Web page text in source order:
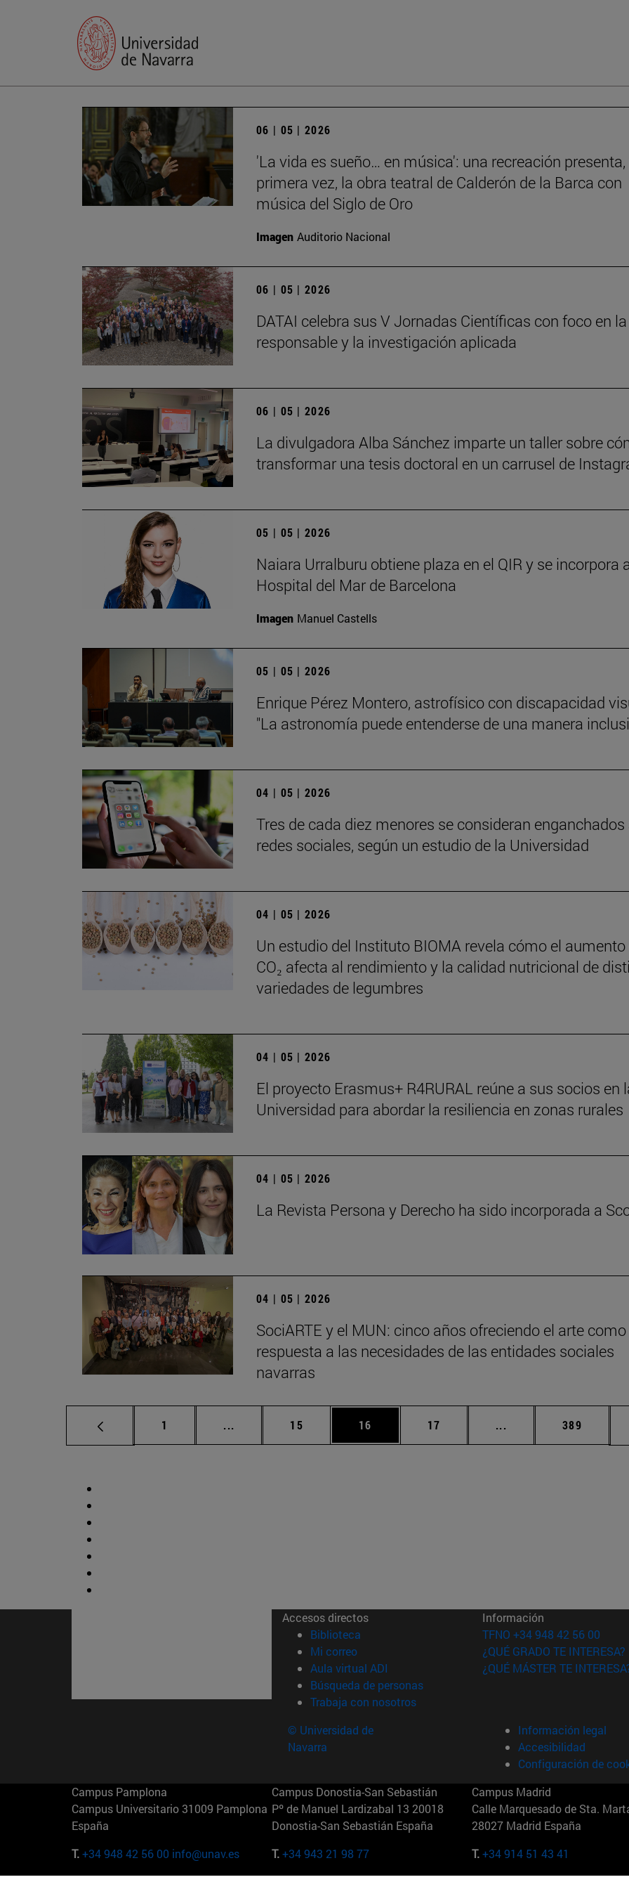
06 | 05 | 2026
'La vida es sueño… en música': una recreación
primera vez, la obra teatral de Calderón de la Barca con
música del Siglo de Oro
Imagen Auditorio Nacional
06 | 05 | 2026
DATAI celebra sus V Jornadas Científicas con foco en
responsable y la investigación aplicada
06 | 05 | 2026
La divulgadora Alba Sánchez imparte un taller sobre
transformar una tesis doctoral en un carrusel de
05 | 05 | 2026
Naiara Urralburu obtiene plaza en el QIR y se incorpora
Hospital del Mar de Barcelona
Imagen Manuel Castells
05 | 05 | 2026
Enrique Pérez Montero, astrofísico con discapacidad
"La astronomía puede entenderse de una manera
04 | 05 | 2026
Tres de cada diez menores se consideran enganchados
redes sociales, según un estudio de la Universidad
04 | 05 | 2026
Un estudio del Instituto BIOMA revela cómo el aumento
CO₂ afecta al rendimiento y la calidad nutricional de
variedades de legumbres
04 | 05 | 2026
El proyecto Erasmus+ R4RURAL reúne a sus socios en
Universidad para abordar la resiliencia en zonas rurales
04 | 05 | 2026
La Revista Persona y Derecho ha sido incorporada a
04 | 05 | 2026
SociARTE y el MUN: cinco años ofreciendo el arte como
respuesta a las necesidades de las entidades sociales
navarras
Página
1 ... Páginas intermedias Use TAB para desplazarse.
Página
15 Página
16 Página
17 ... Páginas intermedias
Página
389
Accesos directos
Biblioteca (abre en nueva ventana)
Mi correo(abre en nueva ventana)
Aula virtual ADI (abre en nueva ventana)
Búsqueda de personas(abre en nueva ventana)
Trabaja con nosotros(abre en nueva ventana)
Información
TFNO +34 948 42 56 00
¿QUÉ GRADO TE INTERESA?
¿QUÉ MÁSTER TE
© Universidad de
Navarra
Información legal
Accesibilidad
Configuración de
Campus Pamplona
Campus Universitario 31009 Pamplona
España
T.+34 948 42 56 00 info@unav.es
Campus Donostia-San Sebastián
Pº de Manuel Lardizabal 13 20018
Donostia-San Sebastián España
T.+34 943 21 98 77
Campus Madrid
Calle Marquesado de Sta.
28027 Madrid España
T.+34 914 51 43 41